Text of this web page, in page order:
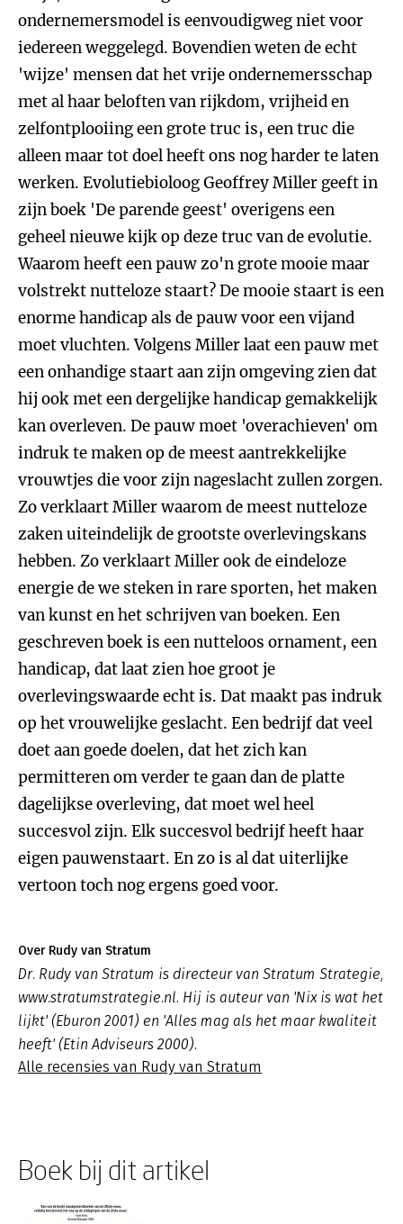
Over Rudy van Stratum
Dr. Rudy van Stratum is directeur van Stratum Strategie,
www.stratumstrategie.nl. Hij is auteur van 'Nix is wat het
lijkt' (Eburon 2001) en 'Alles mag als het maar kwaliteit
heeft' (Etin Adviseurs 2000).
Alle recensies van Rudy van Stratum
Boek bij dit artikel